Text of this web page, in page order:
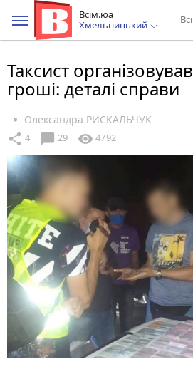
Всім.юа
Хмельницький
Таксист
гроші: деталі справи
Олександра РИСКАЛЬЧУК
share 4 chat_bubble 29 visibility 4792